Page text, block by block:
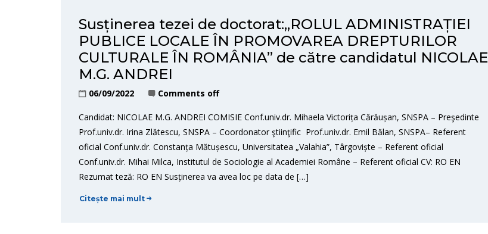
Susținerea tezei de doctorat:„ROLUL ADMINISTRAȚIEI
PUBLICE LOCALE ÎN PROMOVAREA DREPTURILOR
CULTURALE ÎN ROMÂNIA” de către candidatul NICOLAE
M.G. ANDREI
06/09/2022 Comments off
Candidat: NICOLAE M.G. ANDREI COMISIE Conf.univ.dr. Mihaela Victorița Cărăușan, SNSPA – Preşedinte
Prof.univ.dr. Irina Zlătescu, SNSPA – Coordonator ştiinţific Prof.univ.dr. Emil Bălan, SNSPA– Referent
oficial Conf.univ.dr. Constanța Mătușescu, Universitatea „Valahia”, Târgoviște – Referent oficial
Conf.univ.dr. Mihai Milca, Institutul de Sociologie al Academiei Române – Referent oficial CV: RO EN
Rezumat teză: RO EN Susținerea va avea loc pe data de […]
Citește mai mult